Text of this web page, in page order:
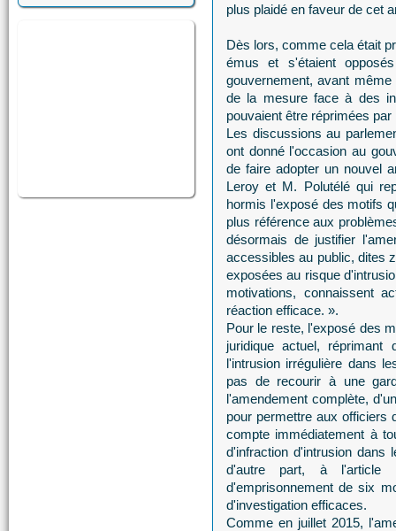
plus plaidé en faveur de cet
Dès lors, comme cela était
émus et s'étaient
gouvernement, avant
de la mesure face à des
pouvaient être réprimées
Les discussions au
ont donné l'occasion au
de faire adopter un nouvel
Leroy et M. Polutélé qui
hormis l'exposé des motifs
plus référence aux
désormais de justifier
accessibles au public, dites
exposées au risque
motivations, connaissent
réaction efficace. ».
Pour le reste, l'exposé des
juridique actuel,
l'intrusion irrégulière dans
pas de recourir à une
l'amendement complète,
pour permettre aux officiers
compte immédiatement à
d'infraction d'intrusion dans
d'autre part, à l'article
d'emprisonnement de six
d'investigation efficaces.
Comme en juillet 2015,